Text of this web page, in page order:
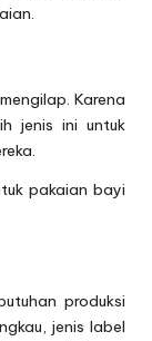
Karena
jenis ini untuk
pakaian bayi
produksi
jenis label